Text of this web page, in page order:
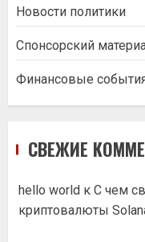
Новости политики
Спонсорский
Финансовые
СВЕЖИЕ
hello world к С чем
криптовалюты